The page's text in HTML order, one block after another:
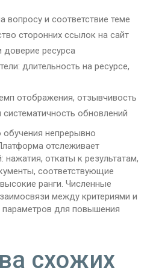
вопросу и соответствие теме
сторонних ссылок на сайт
доверие ресурса
длительность на ресурсе,
отображения, отзывчивость
обновлений
непрерывно
отслеживает
нажатия, откаты к результатам,
соответствующие
ранги. Численные
между критериями и
для повышения
схожих